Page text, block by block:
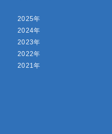
2025年
2024年
2023年
2022年
2021年